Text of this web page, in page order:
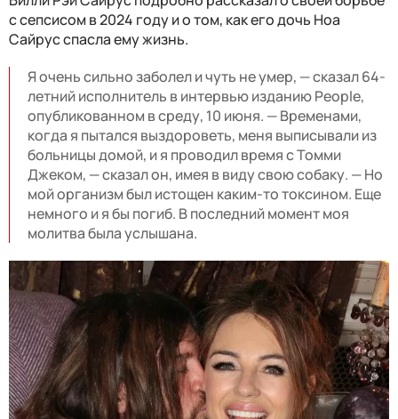
с сепсисом в 2024 году и о том, как его дочь Ноа
Сайрус спасла ему жизнь.
Я очень сильно заболел и чуть не умер, — сказал 64-
летний исполнитель в интервью изданию People,
опубликованном в среду, 10 июня. — Временами,
когда я пытался выздороветь, меня выписывали из
больницы домой, и я проводил время с Томми
Джеком, — сказал он, имея в виду свою собаку. — Но
мой организм был истощен каким-то токсином. Еще
немного и я бы погиб. В последний момент моя
молитва была услышана.